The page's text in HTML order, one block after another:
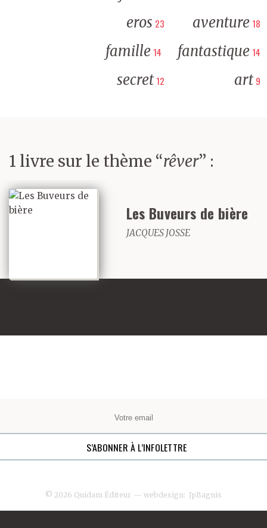
eros 23 aventure 18
famille 14 fantastique 14
secret 12 art 9
1 livre sur le thème “rêver” :
Les Buveurs de bière
JACQUES JOSSE
© 2026 Quidam Éditeur — webdesign: JpBagnis